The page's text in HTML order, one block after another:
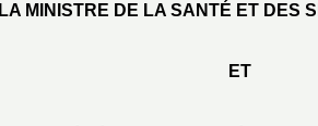
LA MINISTRE DE LA SANTÉ ET DES
ET